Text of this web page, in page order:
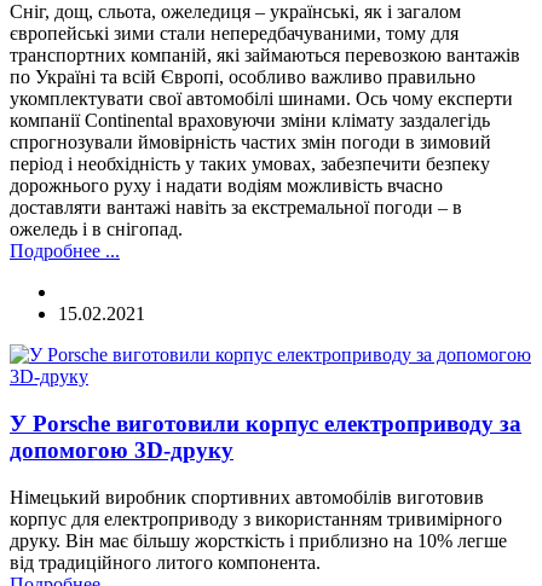
Сніг, дощ, сльота, ожеледиця – українські, як і загалом
європейські зими стали непередбачуваними, тому для
транспортних компаній, які займаються перевозкою вантажів
по Україні та всій Європі, особливо важливо правильно
укомплектувати свої автомобілі шинами. Ось чому експерти
компанії Continental враховуючи зміни клімату заздалегідь
спрогнозували ймовірність частих змін погоди в зимовий
період і необхідність у таких умовах, забезпечити безпеку
дорожнього руху і надати водіям можливість вчасно
доставляти вантажі навіть за екстремальної погоди – в
ожеледь і в снігопад.
Подробнее ...
15.02.2021
У Porsche виготовили корпус електроприводу за
допомогою 3D-друку
Німецький виробник спортивних автомобілів виготовив
корпус для електроприводу з використанням тривимірного
друку. Він має більшу жорсткість і приблизно на 10% легше
від традиційного литого компонента.